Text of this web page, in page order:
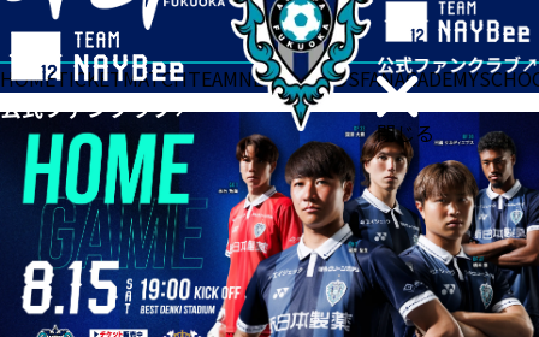
閉じる
HOMETICKETMATCHTEAMNEWSGOODSFANACADEMY